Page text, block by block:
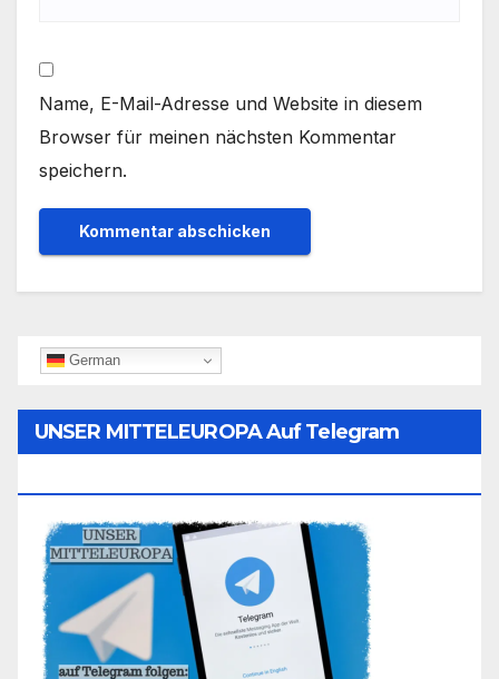
Name, E-Mail-Adresse und Website in diesem
Browser für meinen nächsten Kommentar
speichern.
German
UNSER MITTELEUROPA Auf Telegram